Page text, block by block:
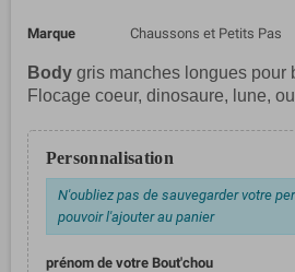
Marque Chaussons et Petits Pas
Body gris manches longues pour
Flocage coeur, dinosaure, lune,
Personnalisation
N'oubliez pas de sauvegarder votre
pouvoir l'ajouter au panier
prénom de votre Bout'chou